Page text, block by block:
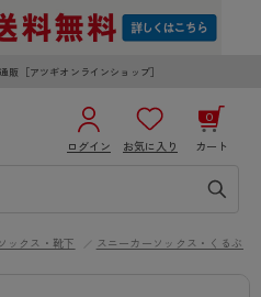
［アツギオンラインショップ］
ログイン お気に入り カート
0
購入で送料無料
ソックス・靴下 スニーカーソックス・くるぶし